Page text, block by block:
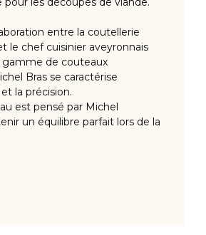
entre la coutellerie
le chef cuisinier aveyronnais
gamme de couteaux
Bras se caractérise
la précision.
est pensé par Michel
un équilibre parfait lors de la